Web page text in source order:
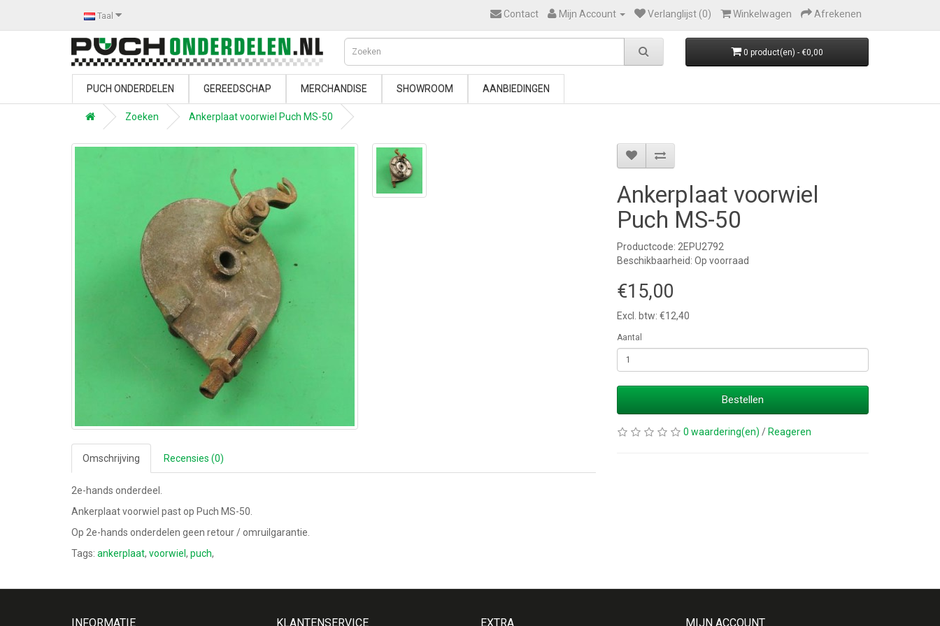
Taal Contact Mijn Account Verlanglijst (0) Winkelwagen Afrekenen
0 product(en) - €0,00
PUCH ONDERDELEN GEREEDSCHAP MERCHANDISE SHOWROOM AANBIEDINGEN
Zoeken Ankerplaat voorwiel Puch MS-50
Omschrijving Recensies (0)
2e-hands onderdeel.
Ankerplaat voorwiel past op Puch MS-50.
Op 2e-hands onderdelen geen retour / omruilgarantie.
Ankerplaat voorwiel
Puch MS-50
Productcode: 2EPU2792
Beschikbaarheid: Op voorraad
€15,00
Excl. btw: €12,40
Aantal
Bestellen
0 waardering(en) / Reageren
Tags: ankerplaat, voorwiel , puch,
INFORMATIE KLANTENSERVICE EXTRA MIJN ACCOUNT